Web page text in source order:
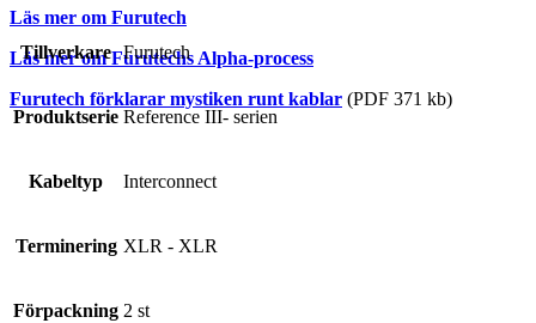
Läs mer om Furutech
Läs mer om Furutechs Alpha-process
Furutech förklarar mystiken runt kablar (PDF 371 kb)
Tillverkare Furutech
Produktserie Reference III- serien
Kabeltyp Interconnect
Terminering XLR - XLR
Förpackning 2 st